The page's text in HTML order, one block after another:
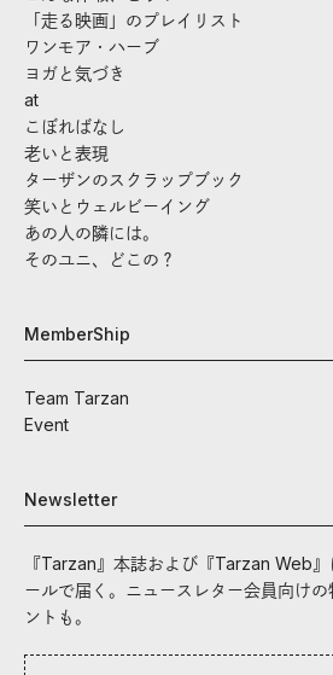
「走る映画」のプレイリスト
ワンモア・ハーブ
ヨガと気づき
at
こぼればなし
老いと表現
ターザンのスクラップブック
笑いとウェルビーイング
あの人の隣には。
そのユニ、どこの？
MemberShip
Team Tarzan
Event
Newsletter
『Tarzan』本誌および『Tarzan Web
ールで届く。ニュースレター会員向け
ントも。